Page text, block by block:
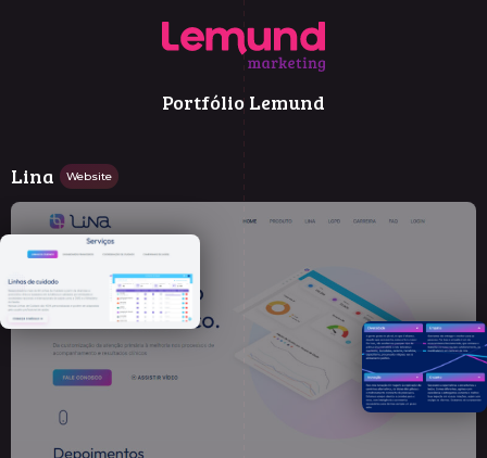
Portfólio Lemund
Lina Website